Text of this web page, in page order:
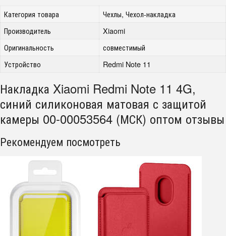
Категория товара
Чехлы, Чехол-накладка
Производитель
Xiaomi
Оригинальность
совместимый
Устройство
Redmi Note 11
Накладка Xiaomi Redmi Note 11 4G,
синий силиконовая матовая с защитой
камеры 00-00053564 (МСК) оптом отзывы
Рекомендуем посмотреть